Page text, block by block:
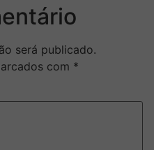
será publicado.
com *